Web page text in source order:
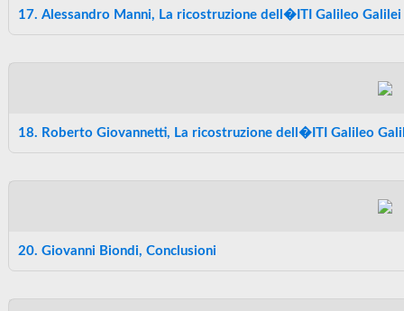
17. Alessandro Manni, La ricostruzione dell�ITI Galileo Galilei
18. Roberto Giovannetti, La ricostruzione dell�ITI Galileo
20. Giovanni Biondi, Conclusioni